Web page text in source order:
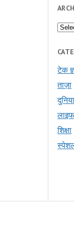
टेक
ताज़ा
दुनिया
शिक्षा